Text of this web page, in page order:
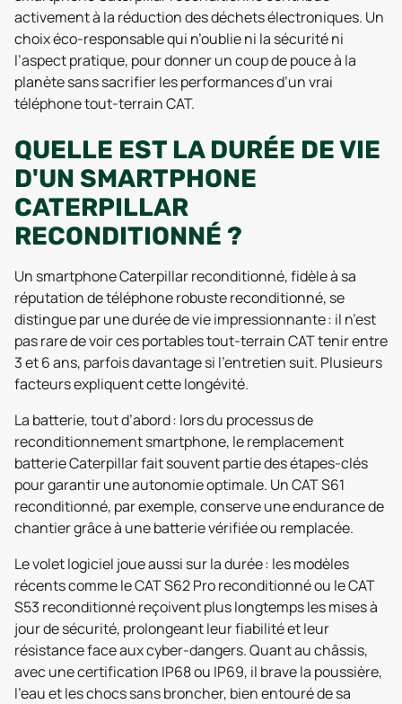
activement à la réduction des déchets électroniques. Un
choix éco-responsable qui n’oublie ni la sécurité ni
l’aspect pratique, pour donner un coup de pouce à la
planète sans sacrifier les performances d’un vrai
téléphone tout-terrain CAT.
QUELLE EST LA DURÉE DE VIE
D'UN SMARTPHONE
CATERPILLAR
RECONDITIONNÉ ?
Un smartphone Caterpillar reconditionné, fidèle à sa
réputation de téléphone robuste reconditionné, se
distingue par une durée de vie impressionnante : il n’est
pas rare de voir ces portables tout-terrain CAT tenir entre
3 et 6 ans, parfois davantage si l’entretien suit. Plusieurs
facteurs expliquent cette longévité.
La batterie, tout d’abord : lors du processus de
reconditionnement smartphone, le remplacement
batterie Caterpillar fait souvent partie des étapes-clés
pour garantir une autonomie optimale. Un CAT S61
reconditionné, par exemple, conserve une endurance de
chantier grâce à une batterie vérifiée ou remplacée.
Le volet logiciel joue aussi sur la durée : les modèles
récents comme le CAT S62 Pro reconditionné ou le CAT
S53 reconditionné reçoivent plus longtemps les mises à
jour de sécurité, prolongeant leur fiabilité et leur
résistance face aux cyber-dangers. Quant au châssis,
avec une certification IP68 ou IP69, il brave la poussière,
l’eau et les chocs sans broncher, bien entouré de sa